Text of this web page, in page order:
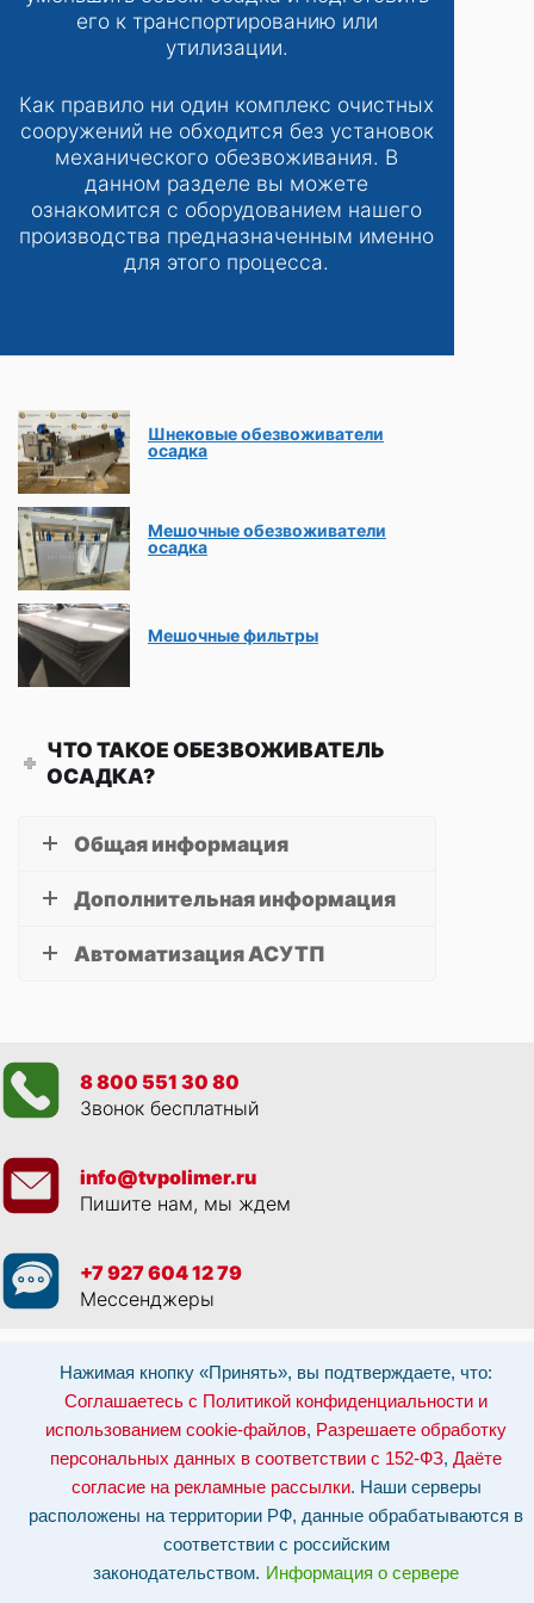
Нажимая кнопку «Принять», вы подтверждаете, что:
Соглашаетесь с Политикой конфиденциальности и
использованием cookie-файлов, Разрешаете обработку
персональных данных в соответствии с 152-ФЗ, Даёте
согласие на рекламные рассылки. Наши серверы
расположены на территории РФ, данные обрабатываются в
соответствии с российским
законодательством. Информация о сервере
его к транспортированию или
утилизации.
Как правило ни один комплекс очистных
сооружений не обходится без установок
механического обезвоживания. В
данном разделе вы можете
ознакомится с оборудованием нашего
производства предназначенным именно
для этого процесса.
Шнековые обезвоживатели
осадка
Мешочные обезвоживатели
осадка
Мешочные фильтры
ЧТО ТАКОЕ ОБЕЗВОЖИВАТЕЛЬ
ОСАДКА?
Общая информация
Дополнительная информация
Автоматизация АСУТП
8 800 551 30 80
Звонок бесплатный
info@tvpolimer.ru
Пишите нам, мы ждем
+7 927 604 12 79
Мессенджеры
Просматривая данный веб сайт, и обращаясь к нам, вы:
Политикой конфиденциальности и использованием cookie-файлов
Разрешаете обработку персональных данных в соответствии с 152-ФЗ
Отозвать согласие на обработку персональных данных: по эл-почте:
info@tvpolimer.ru | по телефону 8 800 551 30 80
Наши серверы расположены на территории РФ, данные обрабатываются в
соответствии с российским законодательством.
Информация о сервере и
хостинге.
Сайт носит исключительно информационный характер и не является
публичной офертой (ст. 437 ГК РФ). Для уточнения стоимости, условий